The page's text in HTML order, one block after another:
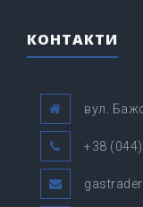
КОНТАКТИ
вул.
+38